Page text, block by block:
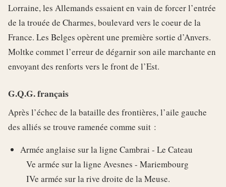
Lorraine, les Allemands essaient en vain de forcer l’entrée
de la trouée de Charmes, boulevard vers le coeur de la
France. Les Belges opèrent une première sortie d’Anvers.
Moltke commet l’erreur de dégarnir son aile marchante en
envoyant des renforts vers le front de l’Est.
G.Q.G. français
Après l’échec de la bataille des frontières, l’aile gauche
des alliés se trouve ramenée comme suit :
Armée anglaise sur la ligne Cambrai - Le Cateau
Ve armée sur la ligne Avesnes - Mariembourg
IVe armée sur la rive droite de la Meuse.